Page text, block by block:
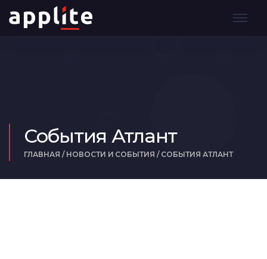
События Атлант
ГЛАВНАЯ / НОВОСТИ И СОБЫТИЯ /СОБЫТИЯ АТЛАНТ